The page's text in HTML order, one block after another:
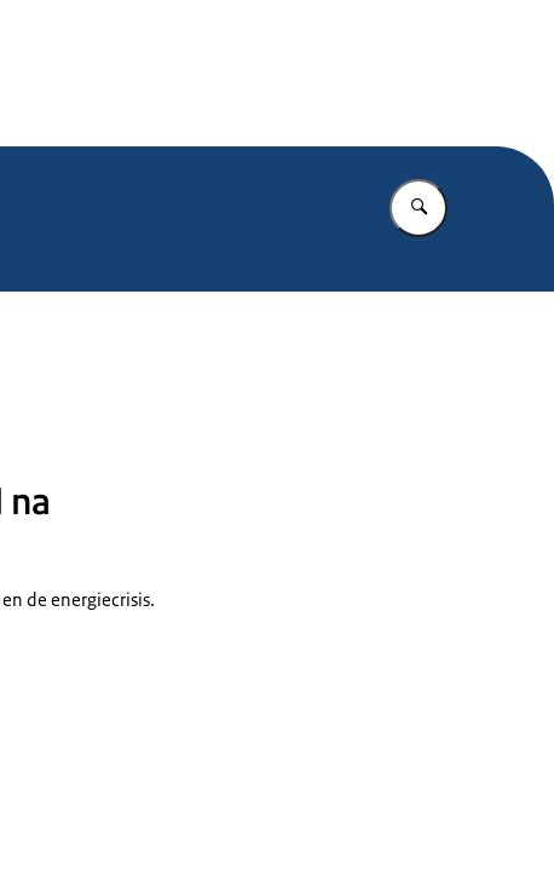
Vul in wat u
de energiecrisis.